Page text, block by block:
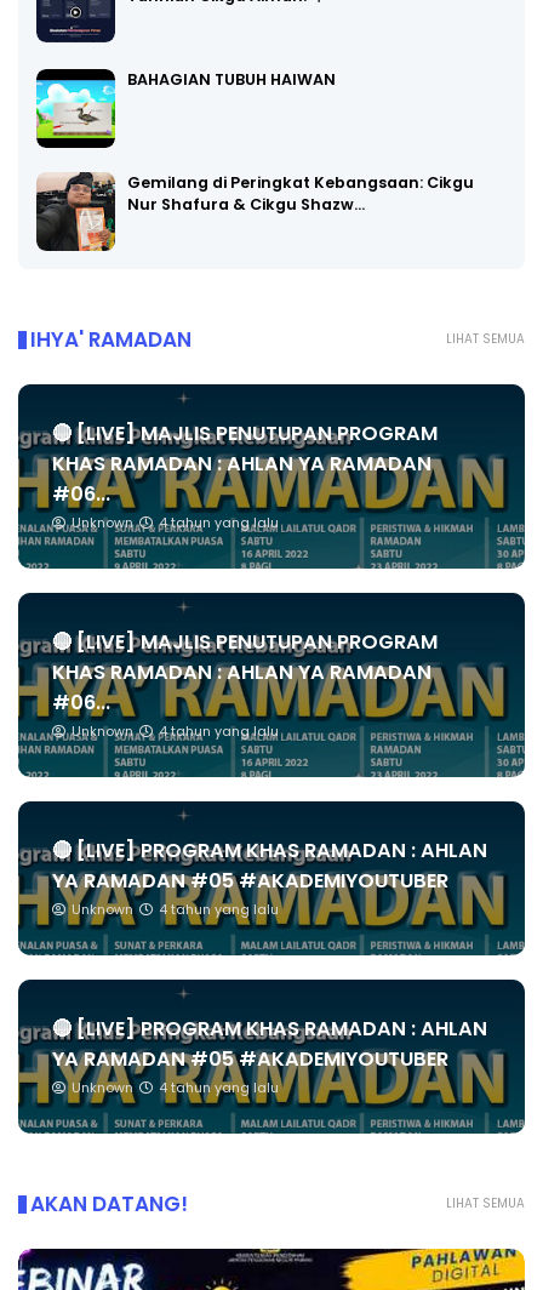
BAHAGIAN TUBUH HAIWAN
Gemilang di Peringkat Kebangsaan: Cikgu
Nur Shafura & Cikgu Shazw…
LIHAT SEMUA
IHYA' RAMADAN
🔴 [LIVE] MAJLIS PENUTUPAN PROGRAM
KHAS RAMADAN : AHLAN YA RAMADAN
#06...
Unknown 4 tahun yang lalu
🔴 [LIVE] MAJLIS PENUTUPAN PROGRAM
KHAS RAMADAN : AHLAN YA RAMADAN
#06...
Unknown 4 tahun yang lalu
🔴 [LIVE] PROGRAM KHAS RAMADAN : AHLAN
YA RAMADAN #05 #AKADEMIYOUTUBER
Unknown 4 tahun yang lalu
🔴 [LIVE] PROGRAM KHAS RAMADAN : AHLAN
YA RAMADAN #05 #AKADEMIYOUTUBER
Unknown 4 tahun yang lalu
LIHAT SEMUA
AKAN DATANG!